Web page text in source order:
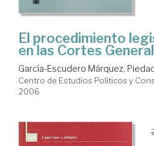
El procedimiento
en las Cortes
García-Escudero Márquez,
Centro de Estudios Políticos y
2006